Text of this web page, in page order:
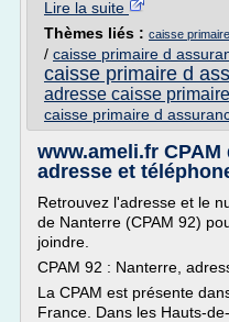
Lire la suite
Thèmes liés : caisse
/ caisse primaire d
caisse primaire d
adresse caisse
caisse primaire d
www.ameli.fr CPAM
adresse et
Retrouvez l'adresse et le
de Nanterre (CPAM 92)
joindre.
CPAM 92 : Nanterre,
La CPAM est présente
France. Dans les Hauts-